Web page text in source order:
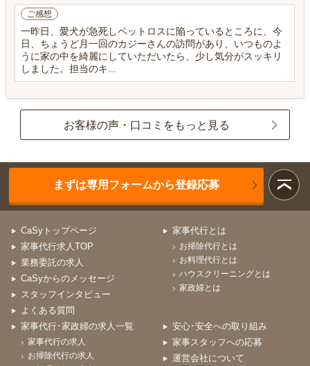
ご感想
一昨日、愛犬が急死しペットロスに陥っているところに、今
日、ちょうど月一回のカジーさんの訪問があり、いつものよ
うに家の中を綺麗にしていただいたら、少し気分がスッキリ
しました。担当のキ...
お客様の声・口コミをもっと見る
まずは専用フォームから登録応募
CaSyトップページ
家事代行求人TOP
業務委託の求人
CaSyからのメッセージ
スタッフインタビュー
よくある質問
家事代行とは
お掃除代行とは
お料理代行とは
ハウスクリーニングとは
家政婦とは
家事代行･家政婦の求人一覧
家事代行の求人
お掃除代行の求人
安心･安全への取り組み
家事スタッフへの応募
運営会社について